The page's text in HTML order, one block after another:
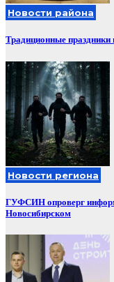
Новости района
Традиционные праздники
Новости региона
ГУФСИН опроверг
Новосибирском